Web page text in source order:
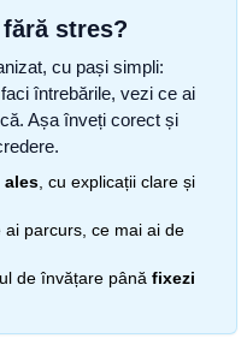
stres?
cu pași simpli:
întrebările, vezi ce ai
Așa înveți corect și
ales , cu explicații clare și
parcurs, ce mai ai de
de învățare până fixezi